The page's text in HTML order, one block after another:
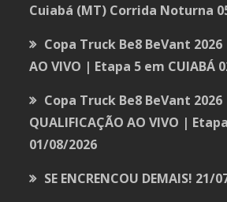
Cuiabá (MT) Corrida Noturna
Copa Truck Be8 BeVant
AO VIVO | Etapa 5 em CUIABÁ
Copa Truck Be8 BeVant 2026
QUALIFICAÇÃO AO VIVO |
01/08/2026
SE ENCRENCOU DEMAIS! 21/